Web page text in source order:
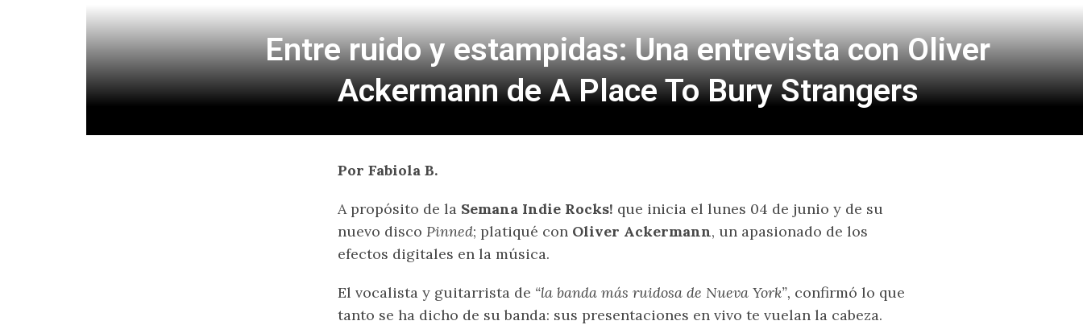
Entre ruido y estampidas: Una entrevista con Oliver
Ackermann de A Place To Bury Strangers
Por Fabiola B.
A propósito de la Semana Indie Rocks! que inicia el lunes 04 de junio y de su
nuevo disco Pinned; platiqué con Oliver Ackermann, un apasionado de los
efectos digitales en la música.
El vocalista y guitarrista de “la banda más ruidosa de Nueva York”, confirmó lo que
tanto se ha dicho de su banda: sus presentaciones en vivo te vuelan la cabeza.